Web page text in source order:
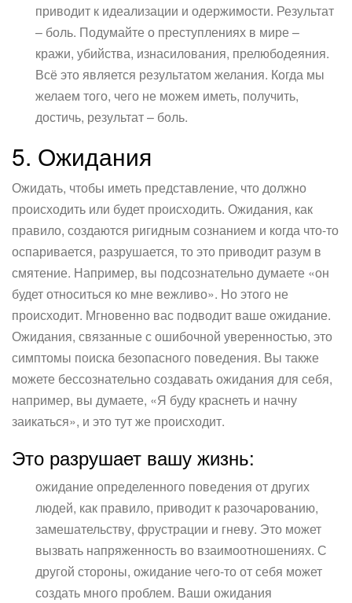
приводит к идеализации и одержимости. Результат
– боль. Подумайте о преступлениях в мире –
кражи, убийства, изнасилования, прелюбодеяния.
Всё это является результатом желания. Когда мы
желаем того, чего не можем иметь, получить,
достичь, результат – боль.
5. Ожидания
Ожидать, чтобы иметь представление, что должно
происходить или будет происходить. Ожидания, как
правило, создаются ригидным сознанием и когда что-то
оспаривается, разрушается, то это приводит разум в
смятение. Например, вы подсознательно думаете «он
будет относиться ко мне вежливо». Но этого не
происходит. Мгновенно вас подводит ваше ожидание.
Ожидания, связанные с ошибочной уверенностью, это
симптомы поиска безопасного поведения. Вы также
можете бессознательно создавать ожидания для себя,
например, вы думаете, «Я буду краснеть и начну
заикаться», и это тут же происходит.
Это разрушает вашу жизнь:
ожидание определенного поведения от других
людей, как правило, приводит к разочарованию,
замешательству, фрустрации и гневу. Это может
вызвать напряженность во взаимоотношениях. С
другой стороны, ожидание чего-то от себя может
создать много проблем. Ваши ожидания